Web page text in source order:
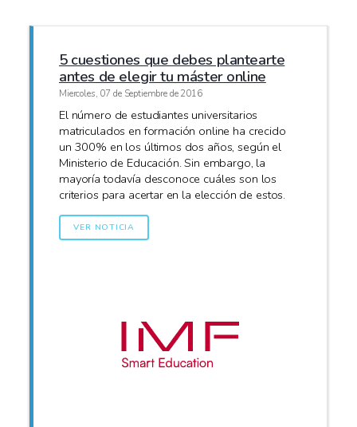
5 cuestiones que debes plantearte
antes de elegir tu máster online
Miercoles, 07 de Septiembre de 2016
El número de estudiantes universitarios
matriculados en formación online ha crecido
un 300% en los últimos dos años, según el
Ministerio de Educación. Sin embargo, la
mayoría todavía desconoce cuáles son los
criterios para acertar en la elección de estos.
VER NOTICIA